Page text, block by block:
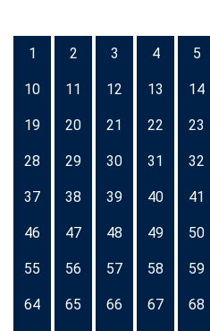
1 2 3 4 5
10 11 12 13 14
19 20 21 22 23
28 29 30 31 32
37 38 39 40 41
46 47 48 49 50
55 56 57 58 59
64 65 66 67 68